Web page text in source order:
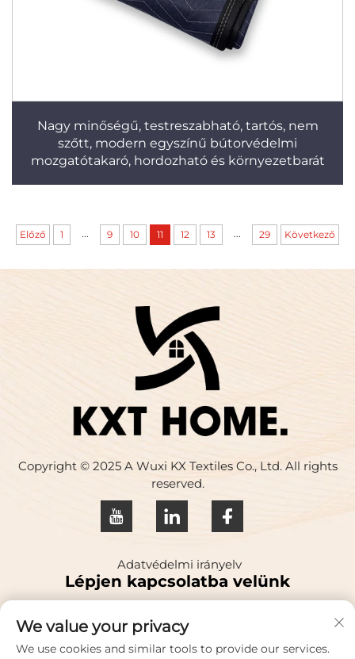
Nagy minőségű, testreszabható, tartós, nem
szőtt, modern egyszínű bútorvédelmi
mozgatótakaró, hordozható és környezetbarát
Előző 1 ... 9 10 11 12 13 ... 29 Következő
Copyright © 2025 A Wuxi KX Textiles Co., Ltd. All rights
reserved.
Adatvédelmi irányelv
Lépjen kapcsolatba velünk
Address: A kínai kormányzat szerint a kínai
kormányzatnak a kínai kormányzat által a kínai
We value your privacy
We use cookies and similar tools to provide our services.